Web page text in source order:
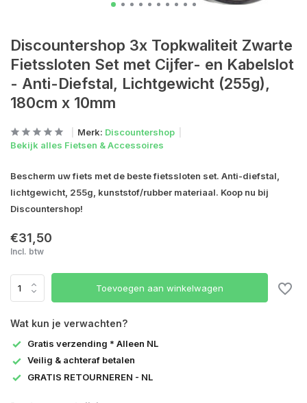
Discountershop 3x Topkwaliteit Zwarte
Fietssloten Set met Cijfer- en Kabelslot
- Anti-Diefstal, Lichtgewicht (255g),
180cm x 10mm
Merk: Discountershop
Bekijk alles Fietsen & Accessoires
Bescherm uw fiets met de beste fietssloten set. Anti-diefstal,
lichtgewicht, 255g, kunststof/rubber materiaal. Koop nu bij
Discountershop!
€31,50
Incl. btw
Toevoegen aan winkelwagen
Wat kun je verwachten?
Gratis verzending * Alleen NL
Veilig & achteraf betalen
GRATIS RETOURNEREN - NL